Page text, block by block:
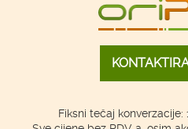
Fiksni tečaj konverzacije: